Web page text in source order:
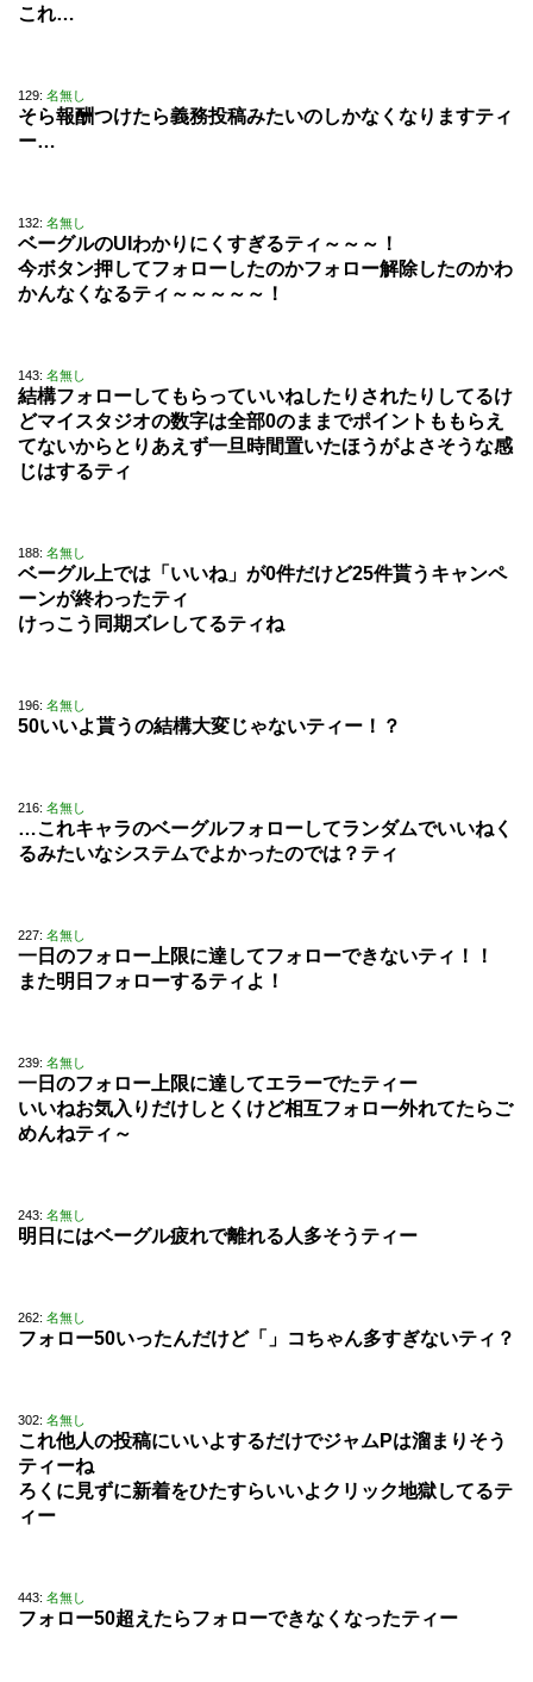
これ…
129: 名無し
そら報酬つけたら義務投稿みたいのしかなくなりますティ
ー…
132: 名無し
ベーグルのUIわかりにくすぎるティ～～～！
今ボタン押してフォローしたのかフォロー解除したのかわ
かんなくなるティ～～～～～！
143: 名無し
結構フォローしてもらっていいねしたりされたりしてるけ
どマイスタジオの数字は全部0のままでポイントももらえ
てないからとりあえず一旦時間置いたほうがよさそうな感
じはするティ
188: 名無し
ベーグル上では「いいね」が0件だけど25件貰うキャンペ
ーンが終わったティ
けっこう同期ズレしてるティね
196: 名無し
50いいよ貰うの結構大変じゃないティー！？
216: 名無し
…これキャラのベーグルフォローしてランダムでいいねく
るみたいなシステムでよかったのでは？ティ
227: 名無し
一日のフォロー上限に達してフォローできないティ！！
また明日フォローするティよ！
239: 名無し
一日のフォロー上限に達してエラーでたティー
いいねお気入りだけしとくけど相互フォロー外れてたらご
めんねティ～
243: 名無し
明日にはベーグル疲れで離れる人多そうティー
262: 名無し
フォロー50いったんだけど「」コちゃん多すぎないティ？
302: 名無し
これ他人の投稿にいいよするだけでジャムPは溜まりそう
ティーね
ろくに見ずに新着をひたすらいいよクリック地獄してるテ
ィー
443: 名無し
フォロー50超えたらフォローできなくなったティー